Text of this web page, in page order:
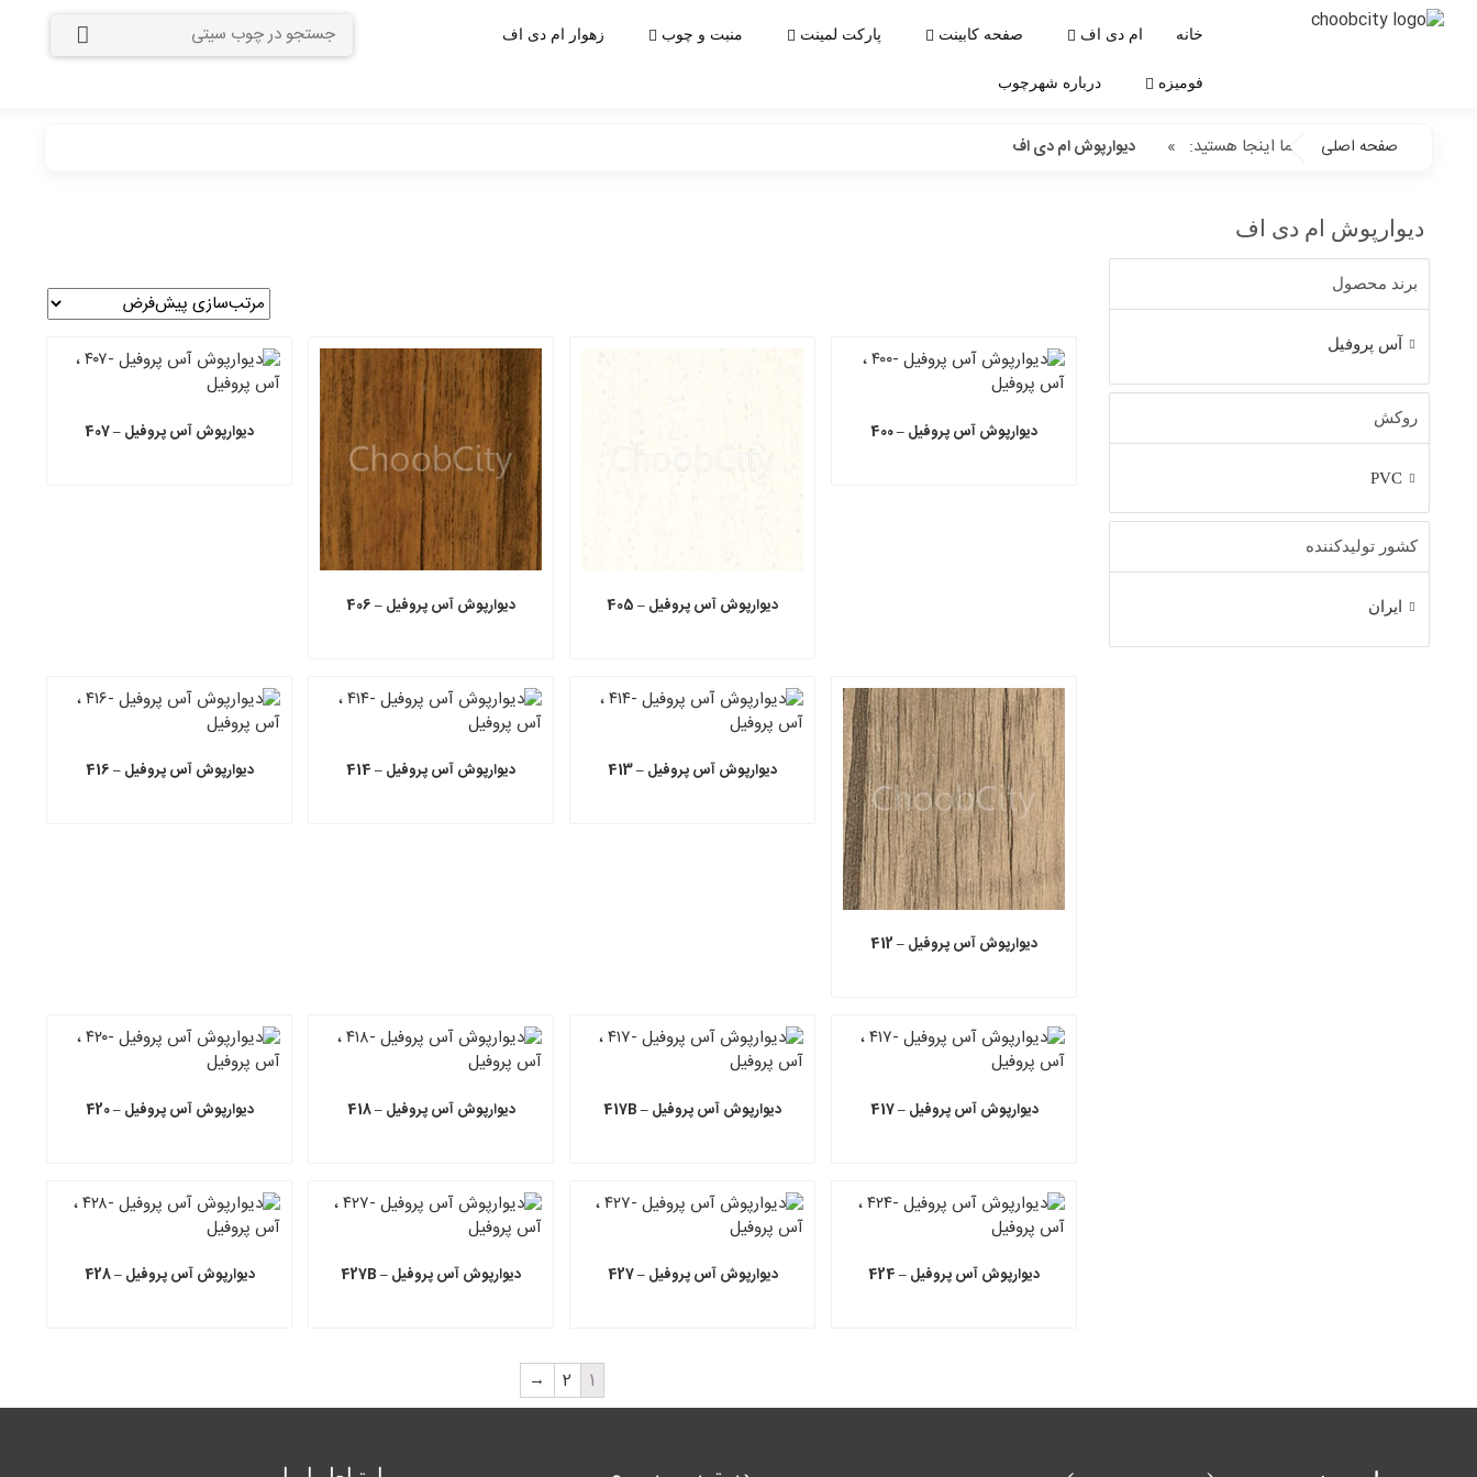
خانه ام دی اف صفحه کابینت پارکت لمینت منبت و چوب زهوار ام دی اف
فومیزه درباره شهرچوب
شما اینجا هستید: صفحه اصلی » دیوارپوش ام دی اف
دیوارپوش ام دی اف
برند محصول
آس پروفیل
روکش
PVC
کشور تولیدکننده
ایران
دیوارپوش آس پروفیل – 400
دیوارپوش آس پروفیل – 405 دیوارپوش آس پروفیل – 406
دیوارپوش آس پروفیل – 407
دیوارپوش آس پروفیل – 412
دیوارپوش آس پروفیل – 413 دیوارپوش آس پروفیل – 414 دیوارپوش آس پروفیل – 416
دیوارپوش آس پروفیل – 417 دیوارپوش آس پروفیل – 417B دیوارپوش آس پروفیل – 418 دیوارپوش آس پروفیل – 420
دیوارپوش آس پروفیل – 424 دیوارپوش آس پروفیل – 427 دیوارپوش آس پروفیل – 427B دیوارپوش آس پروفیل – 428
1
2
→